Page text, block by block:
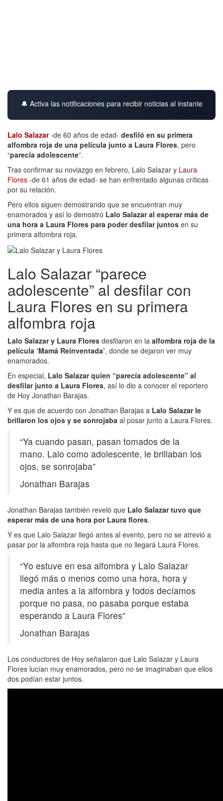
🔔 Activa las notificaciones para recibir noticias al instante
Lalo Salazar-de 60 años de edad- desfiló en su primera
alfombra roja de una película junto a Laura Flores, pero
“parecía adolescente”.
Tras confirmar su noviazgo en febrero, Lalo Salazar y Laura
Flores -de 61 años de edad- se han enfrentado algunas críticas
por su relación.
Pero ellos siguen demostrando que se encuentran muy
enamorados y así lo demostró Lalo Salazar al esperar más de
una hora a Laura Flores para poder desfilar juntos en su
primera alfombra roja.
Lalo Salazar “parece
adolescente” al desfilar con
Laura Flores en su primera
alfombra roja
Lalo Salazar y Laura Flores desfilaron en la alfombra roja de la
película ‘Mamá Reinventada’, donde se dejaron ver muy
enamorados.
En especial, Lalo Salazar quien “parecía adolescente” al
desfilar junto a Laura Flores, así lo dio a conocer el reportero
de Hoy Jonathan Barajas.
Y es que de acuerdo con Jonathan Barajas a Lalo Salazar le
brillaron los ojos y se sonrojaba al posar junto a Laura Flores.
“Ya cuando pasan, pasan tomados de la
mano. Lalo como adolescente, le brillaban los
ojos, se sonrojaba”
Jonathan Barajas
Jonathan Barajas también reveló que Lalo Salazar tuvo que
esperar más de una hora por Laura flores.
Y es que Lalo Salazar llegó antes al evento, pero no se atrevió a
pasar por la alfombra roja hasta que no llegará Laura Flores.
“Yo estuve en esa alfombra y Lalo Salazar
llegó más o menos como una hora, hora y
media antes a la alfombra y todos decíamos
porque no pasa, no pasaba porque estaba
esperando a Laura Flores”
Jonathan Barajas
Los conductores de Hoy señalaron que Lalo Salazar y Laura
Flores lucían muy enamorados, pero no se imaginaban que ellos
dos podían estar juntos.